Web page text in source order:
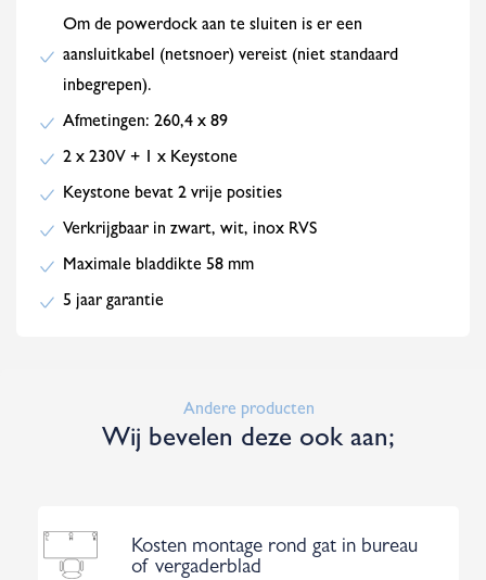
Om de powerdock aan te sluiten is er een
aansluitkabel (netsnoer) vereist (niet standaard
inbegrepen).
Afmetingen: 260,4 x 89
2 x 230V + 1 x Keystone
Keystone bevat 2 vrije posities
Verkrijgbaar in zwart, wit, inox RVS
Maximale bladdikte 58 mm
5 jaar garantie
Andere producten
Wij bevelen deze ook aan;
Kosten montage rond gat in bureau
of vergaderblad